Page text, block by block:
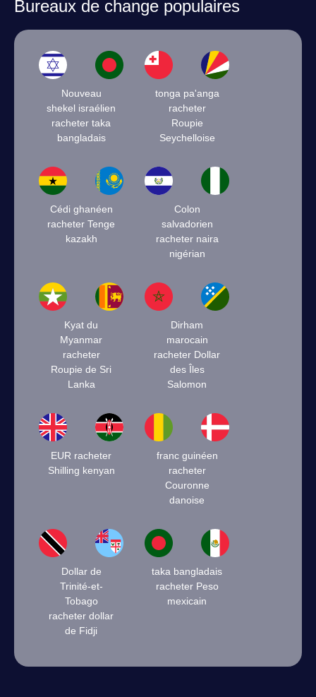
Bureaux de change populaires
Nouveau
shekel israélien
racheter taka
bangladais
tonga pa'anga
racheter
Roupie
Seychelloise
Cédi ghanéen
racheter Tenge
kazakh
Colon
salvadorien
racheter naira
nigérian
Kyat du
Myanmar
racheter
Roupie de Sri
Lanka
Dirham
marocain
racheter Dollar
des Îles
Salomon
EUR racheter
Shilling kenyan
franc guinéen
racheter
Couronne
danoise
Dollar de
Trinité-et-
Tobago
racheter dollar
de Fidji
taka bangladais
racheter Peso
mexicain